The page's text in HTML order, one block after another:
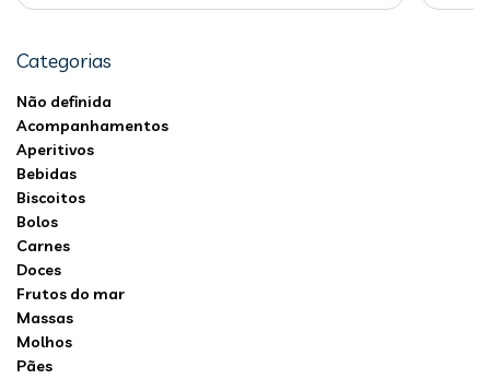
Categorias
Não definida
Acompanhamentos
Aperitivos
Bebidas
Biscoitos
Bolos
Carnes
Doces
Frutos do mar
Massas
Molhos
Pães